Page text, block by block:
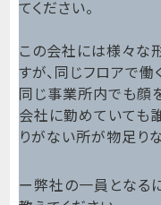
てください。
この会社には様々な
すが、同じフロアで働
同じ事業所内でも顔
会社に勤めていても
りがない所が物足りな
ー弊社の一員となる